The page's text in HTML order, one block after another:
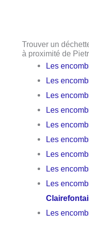
Trouver un
à proximité de
Les
Les
Les
Les
Les
Les
Les
Les
Les
Les